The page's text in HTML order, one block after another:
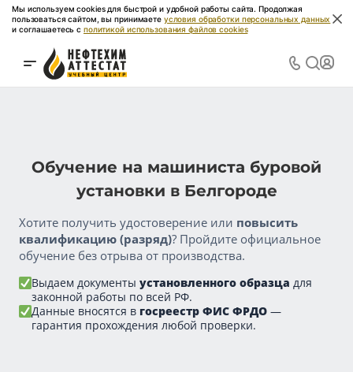
Мы используем cookies для быстрой и удобной работы сайта. Продолжая
пользоваться сайтом, вы принимаете условия обработки персональных данных
и соглашаетесь с политикой использования файлов cookies
Обучение на машиниста буровой
установки в Белгороде
Хотите получить удостоверение или повысить
квалификацию (разряд)? Пройдите официальное
обучение без отрыва от производства.
Выдаем документы установленного образца для
законной работы по всей РФ.
Данные вносятся в госреестр ФИС ФРДО —
гарантия прохождения любой проверки.